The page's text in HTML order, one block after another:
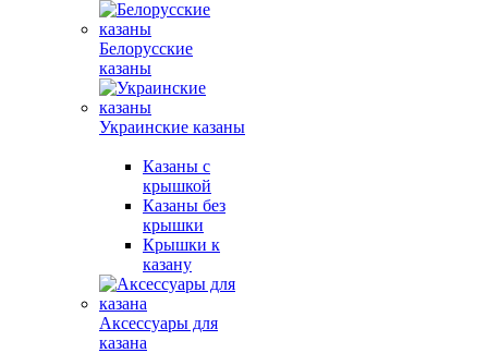
Белорусские
казаны
Украинские казаны
Казаны с
крышкой
Казаны без
крышки
Крышки к
казану
Аксессуары для
казана